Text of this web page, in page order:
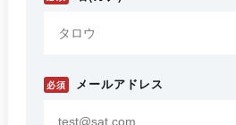
必須 メールアドレス